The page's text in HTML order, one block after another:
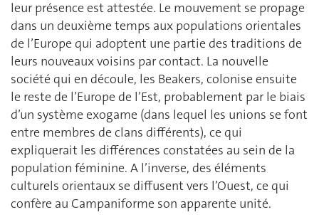
leur présence est attestée. Le mouvement se propage
dans un deuxième temps aux populations orientales
de l’Europe qui adoptent une partie des traditions de
leurs nouveaux voisins par contact. La nouvelle
société qui en découle, les Beakers, colonise ensuite
le reste de l’Europe de l’Est, probablement par le biais
d’un système exogame (dans lequel les unions se font
entre membres de clans différents), ce qui
expliquerait les différences constatées au sein de la
population féminine. A l’inverse, des éléments
culturels orientaux se diffusent vers l’Ouest, ce qui
confère au Campaniforme son apparente unité.